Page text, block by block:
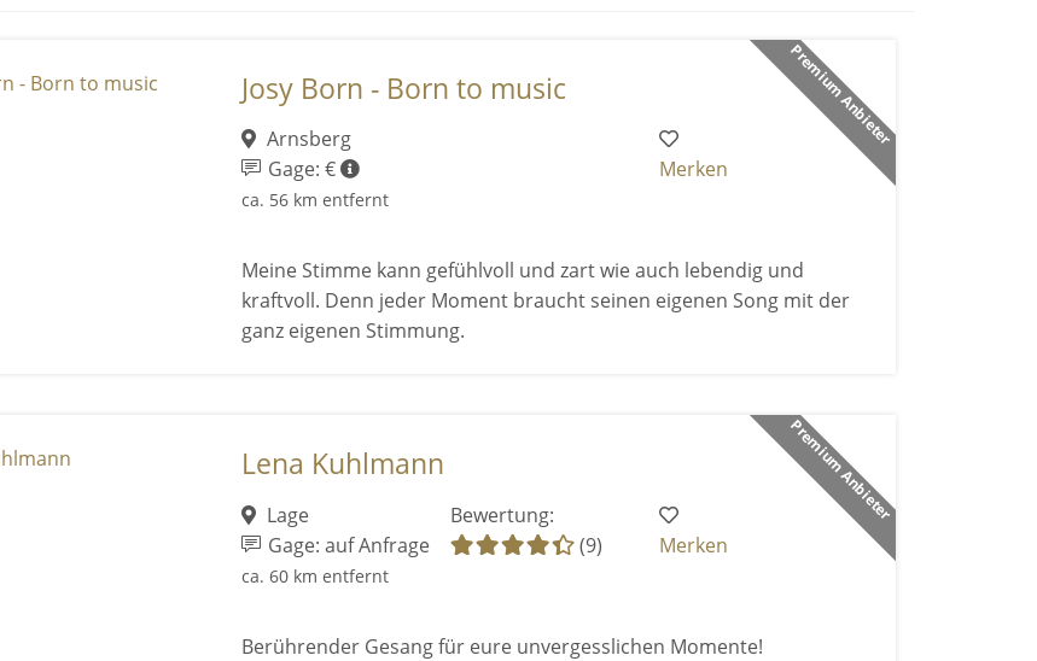
Premium Anbieter
Josy Born - Born to music
Arnsberg
Gage: €
ca. 56 km entfernt
Merken
Meine Stimme kann gefühlvoll und zart wie auch lebendig und
kraftvoll. Denn jeder Moment braucht seinen eigenen Song mit der
ganz eigenen Stimmung.
Premium Anbieter
Lena Kuhlmann
Lage
Gage: auf Anfrage
ca. 60 km entfernt
Bewertung:
(9)
Merken
Berührender Gesang für eure unvergesslichen Momente!